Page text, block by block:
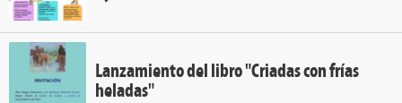
Lanzamiento del libro "Criadas con frías
heladas"